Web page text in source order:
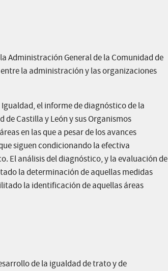
Administración General de la Comunidad de
la administración y las organizaciones
el informe de diagnóstico de la
Castilla y León y sus Organismos
en las que a pesar de los avances
siguen condicionando la efectiva
El análisis del diagnóstico, y la evaluación de
la determinación de aquellas medidas
la identificación de aquellas áreas
de la igualdad de trato y de